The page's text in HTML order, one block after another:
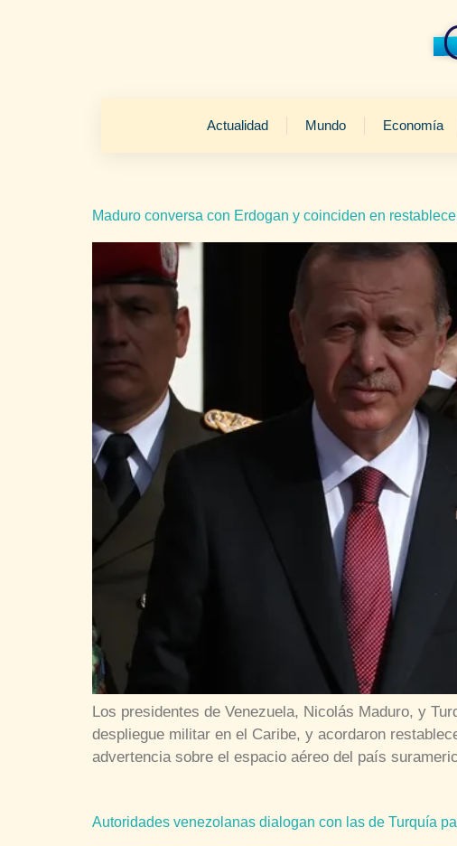
Actualidad Mundo Economía
Maduro conversa con Erdogan y coinciden en
Los presidentes de Venezuela, Nicolás Maduro, y
despliegue militar en el Caribe, y acordaron
advertencia sobre el espacio aéreo del país
Autoridades venezolanas dialogan con las de Turquía